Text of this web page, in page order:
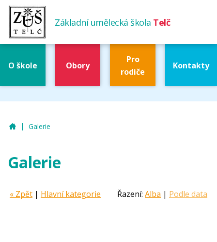
Základní umělecká škola Telč
O škole Obory
Pro
rodiče
Kontakty
ZUŠ Telč
| Galerie
Galerie
Řazení: Alba | Podle data
« Zpět | Hlavní kategorie